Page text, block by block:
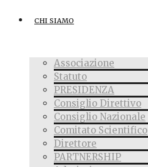
CHI SIAMO
Associazione
Statuto
PRESIDENZA
Consiglio Direttivo
Consiglio Nazionale
Comitato Scientifico
Direttore
PARTNERSHIP